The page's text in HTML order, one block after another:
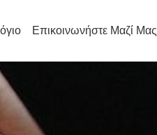
Επικοινωνήστε Μαζί Μας